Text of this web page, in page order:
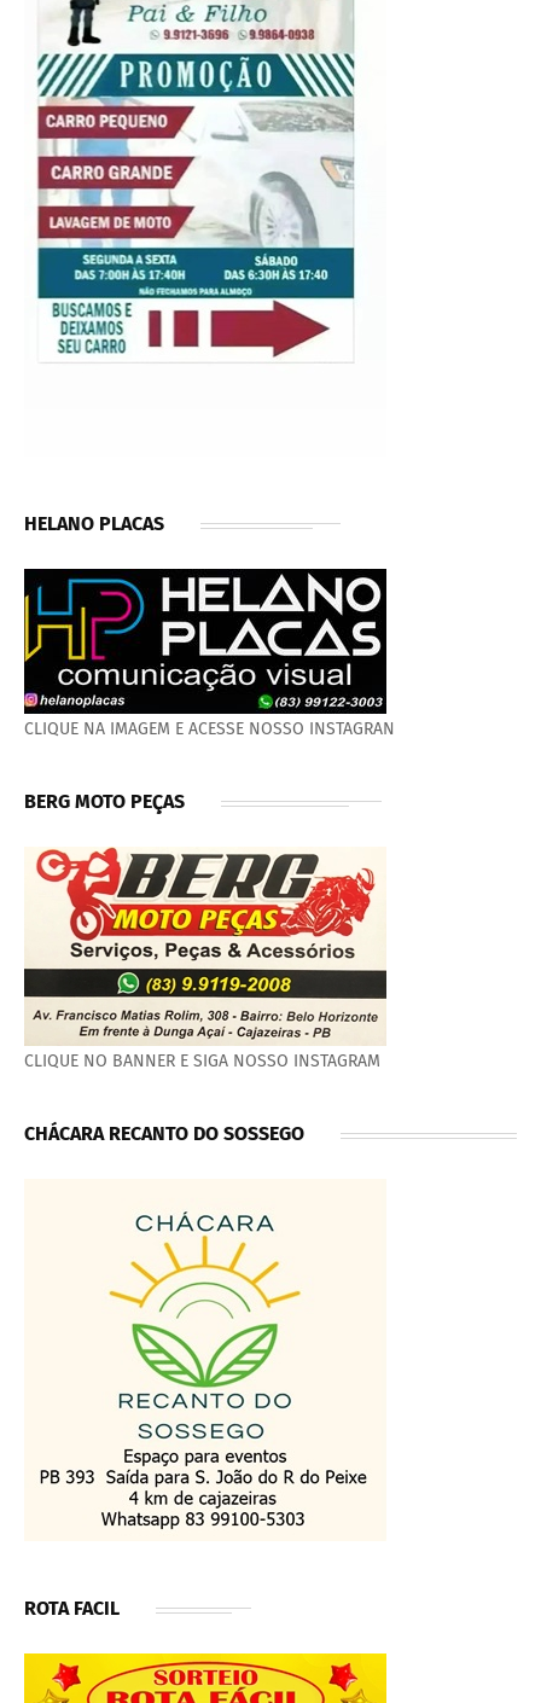
HELANO PLACAS
CLIQUE NA IMAGEM E ACESSE NOSSO INSTAGRAN
BERG MOTO PEÇAS
CLIQUE NO BANNER E SIGA NOSSO INSTAGRAM
CHÁCARA RECANTO DO SOSSEGO
ROTA FACIL